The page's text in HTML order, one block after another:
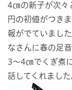
4㎝の新子が次々
円の初値がつき
報がでていまし
なさんに春の足
3～4㎝でくぎ煮
話してくれました